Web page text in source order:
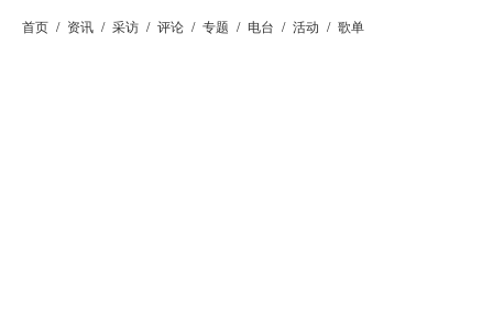
首页 / 资讯 / 采访 / 评论 / 专题 / 电台 / 活动 / 歌单